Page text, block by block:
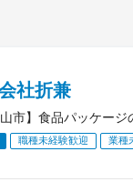
社折兼
山市】食品パッケー
職種未経験歓迎 業種